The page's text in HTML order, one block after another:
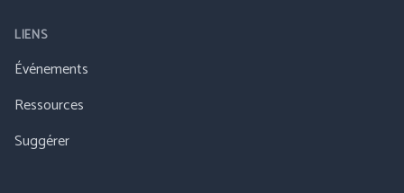
LIENS
Événements
Ressources
Suggérer